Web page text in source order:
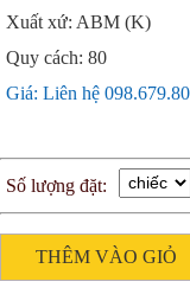
Xuất xứ: ABM (K)
Quy cách: 80
Giá: Liên hệ
Số lượng đặt:
THÊM VÀO GIỎ